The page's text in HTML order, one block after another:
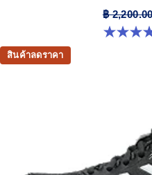
฿
4.6 จาก 5 ดาว 251 รีวิว
สินค้าลดราคา